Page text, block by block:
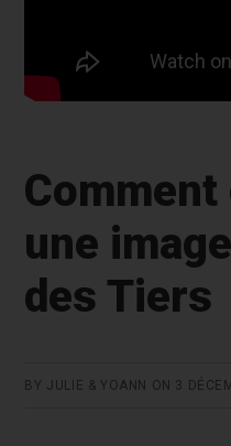
une
des Tiers
BY JULIE & YOANN ON 3